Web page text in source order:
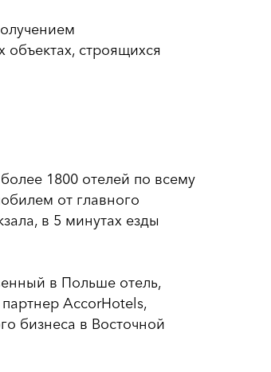
строящихся
1800 отелей по всему
от главного
в 5 минутах езды
в Польше отель,
AccorHotels,
бизнеса в Восточной